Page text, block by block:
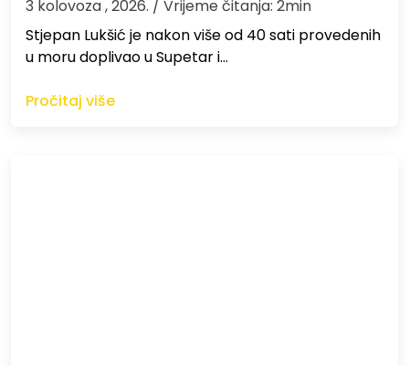
3 kolovoza , 2026. / Vrijeme čitanja: 2min
St​jepan Lukšić je nakon više od 40 sati provedenih
u moru doplivao u Supetar i…
Pročitaj više